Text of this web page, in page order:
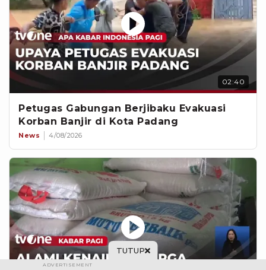
02:40
Petugas Gabungan Berjibaku Evakuasi
Korban Banjir di Kota Padang
News 4/08/2026
TUTUP
ADVERTISEMENT